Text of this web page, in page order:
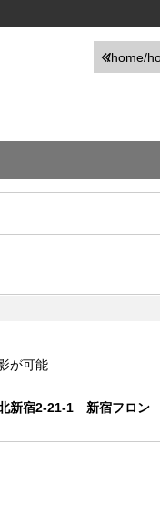
/home/
が可能
新宿2-21-1 新宿フロン